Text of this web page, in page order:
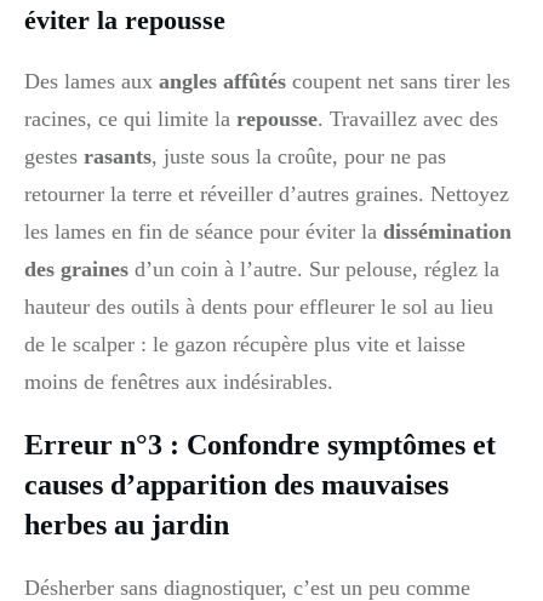
éviter la repousse
Des lames aux angles affûtés coupent net sans tirer les
racines, ce qui limite la repousse. Travaillez avec des
gestes rasants, juste sous la croûte, pour ne pas
retourner la terre et réveiller d’autres graines. Nettoyez
les lames en fin de séance pour éviter la dissémination
des graines d’un coin à l’autre. Sur pelouse, réglez la
hauteur des outils à dents pour effleurer le sol au lieu
de le scalper : le gazon récupère plus vite et laisse
moins de fenêtres aux indésirables.
Erreur n°3 : Confondre symptômes et
causes d’apparition des mauvaises
herbes au jardin
Désherber sans diagnostiquer, c’est un peu comme